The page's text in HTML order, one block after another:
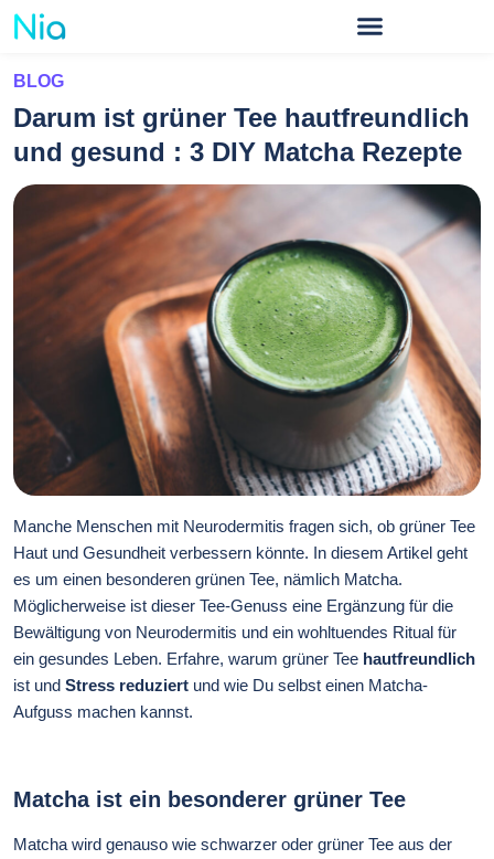
BLOG
Darum ist grüner Tee hautfreundlich
und gesund : 3 DIY Matcha Rezepte
Manche Menschen mit Neurodermitis fragen sich, ob grüner Tee
Haut und Gesundheit verbessern könnte. In diesem Artikel geht
es um einen besonderen grünen Tee, nämlich Matcha.
Möglicherweise ist dieser Tee-Genuss eine Ergänzung für die
Bewältigung von Neurodermitis und ein wohltuendes Ritual für
ein gesundes Leben. Erfahre, warum grüner Tee hautfreundlich
ist und Stress reduziert und wie Du selbst einen Matcha-
Aufguss machen kannst.
Matcha ist ein besonderer grüner Tee
Matcha wird genauso wie schwarzer oder grüner Tee aus der